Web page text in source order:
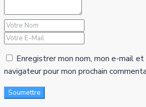
Enregistrer mon nom, mon e-mail
navigateur pour mon prochain
Soumettre